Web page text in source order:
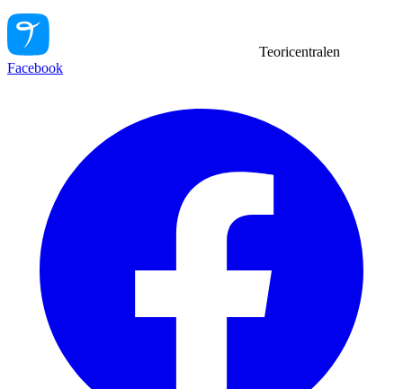
Teoricentralen
Facebook